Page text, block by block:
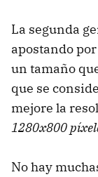
La segunda
apostando
un tamaño
que se
mejore la
1280x800
No hay